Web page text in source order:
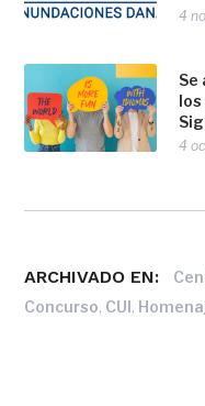
4
Se
los
4
ARCHIVADO EN:
Concurso, CUI,